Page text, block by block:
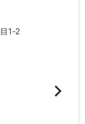
1-2